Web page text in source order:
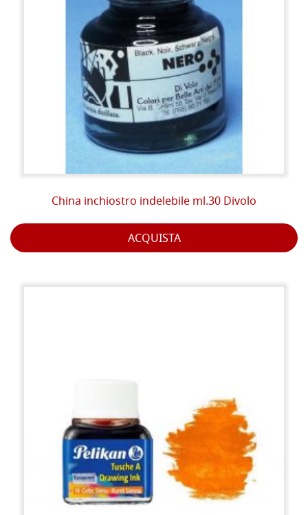
China inchiostro indelebile ml.30 Divolo
ACQUISTA